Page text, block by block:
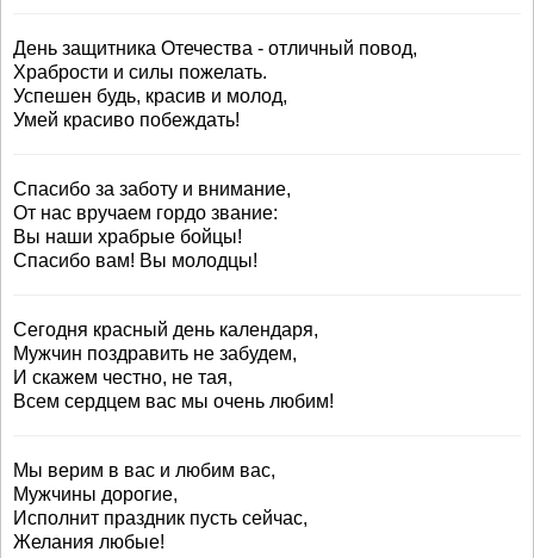
День защитника Отечества - отличный повод,
Храбрости и силы пожелать.
Успешен будь, красив и молод,
Умей красиво побеждать!
Спасибо за заботу и внимание,
От нас вручаем гордо звание:
Вы наши храбрые бойцы!
Спасибо вам! Вы молодцы!
Сегодня красный день календаря,
Мужчин поздравить не забудем,
И скажем честно, не тая,
Всем сердцем вас мы очень любим!
Мы верим в вас и любим вас,
Мужчины дорогие,
Исполнит праздник пусть сейчас,
Желания любые!